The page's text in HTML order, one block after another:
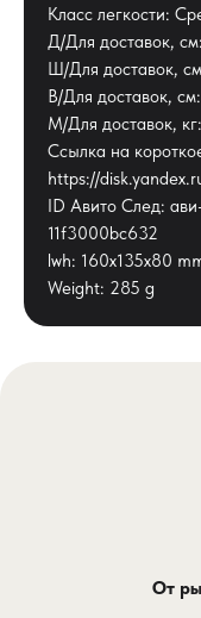
Класс легкости:
Д/Для доставок,
Ш/Для доставок,
В/Для доставок,
М/Для доставок,
Ссылка на
https://
ID Авито След:
11f3000bc632
lwh: 160x135x80
Weight: 285 g
От